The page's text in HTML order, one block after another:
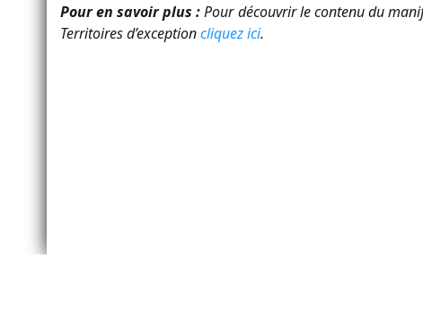
Pour en savoir plus :Pour découvrir le contenu du
Territoires d’exceptioncliquez ici.